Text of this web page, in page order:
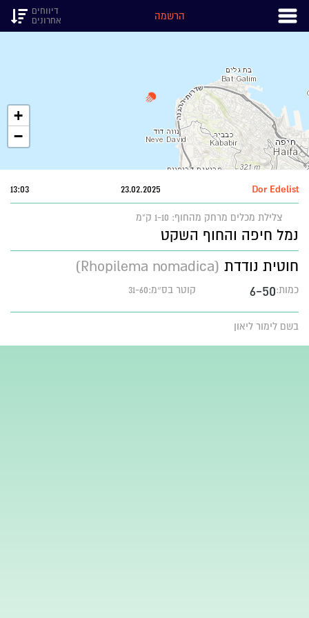
הרשמה
דיווחים
אחרונים
+
−
Dor Edelist
23.02.2025
13:03
צלילת מכלים מרחק מהחוף: 1-10 ק"מ
נמל חיפה והחוף השקט
חוטית נודדת (Rhopilema nomadica)
כמות:6-50 קוטר בס״מ:31-60
בשם לימור ליאון